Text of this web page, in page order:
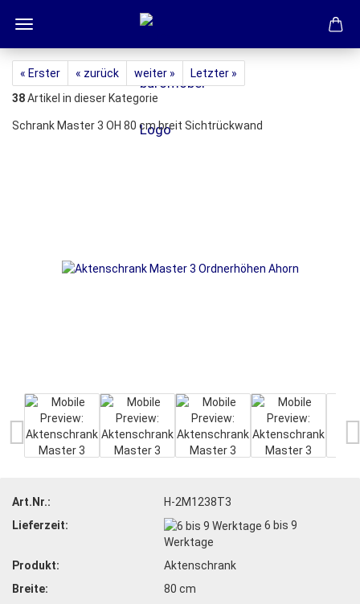
« Erster « zurück weiter »
Letzter »
38Artikel in dieser Kategorie
Schrank Master 3 OH 80 cm breit Sichtrückwand
Art.Nr.:
H-2M1238T3
Lieferzeit:
6 bis 9
Werktage
Produkt:
Aktenschrank
Breite:
80 cm